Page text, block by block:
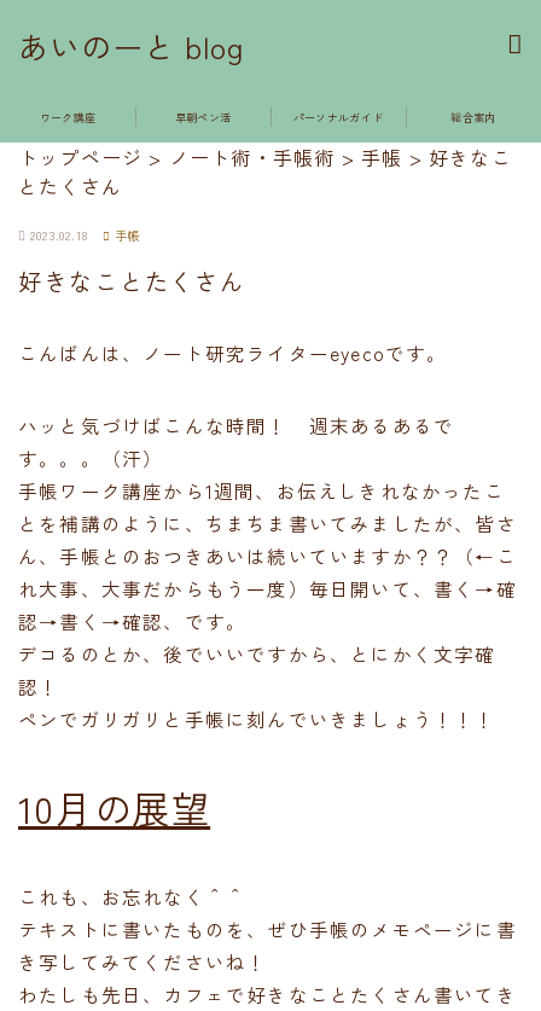
あいのーと blog
ワーク講座 早朝ペン活 パーソナルガイド 総合案内
トップページ > ノート術・手帳術 >手帳 > 好きなこ
とたくさん
2023.02.18 手帳
好きなことたくさん
こんばんは、ノート研究ライターeyecoです。
ハッと気づけばこんな時間！ 週末あるあるで
す。。。（汗）
手帳ワーク講座から1週間、お伝えしきれなかったこ
とを補講のように、ちまちま書いてみましたが、皆さ
ん、手帳とのおつきあいは続いていますか？？（←こ
れ大事、大事だからもう一度）毎日開いて、書く→確
認→書く→確認、です。
デコるのとか、後でいいですから、とにかく文字確
認！
ペンでガリガリと手帳に刻んでいきましょう！！！
10月の展望
これも、お忘れなく＾＾
テキストに書いたものを、ぜひ手帳のメモページに書
き写してみてくださいね！
わたしも先日、カフェで好きなことたくさん書いてき